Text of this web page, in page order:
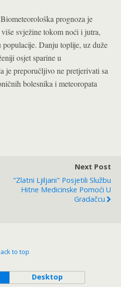
prognoza je
svježine tokom noći i jutra,
Danju toplije, uz duže
osjet sparine u
je preporučljivo ne pretjerivati sa
bolesnika i meteoropata
Next Post
"Zlatni Ljiljani" Posjetili Službu
Hitne Medicinske Pomoći U
Gradačcu
to top
Desktop